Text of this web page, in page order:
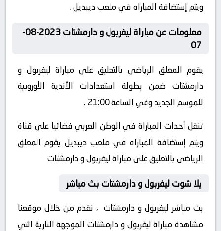
ويتم إستضافة المباراه في ملعب ديبديل .
معلومات عن مباراة ليفربول و دارمشتات 2023-08-
07
يقوم المعلق الرياضى بالتعليق على مباراة ليفربول و
دارمشتات ضمن بطولة استعدادات الأندية الأوروبية
للموسم الجديد وفي الساعة 21:00 .
تنقل أحداث المباراة في الوطن العربي فضائيا على قناة
ويتم إستضافة المباراه في ملعب ديبديل يقوم المعلق
الرياضى بالتعليق على مباراة ليفربول و دارمشتات
يلا شوت ليفربول و دارمشتات بث مباشر
بث مباشر ليفربول و دارمشتات ، نقدم من خلال موقعنا
مشاهدة مباراة ليفربول و دارمشتات الموجهة النارية التي